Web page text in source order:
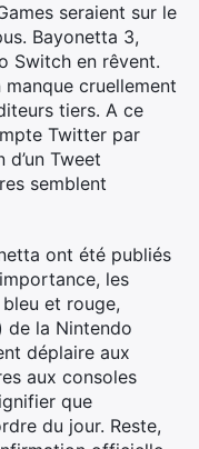
seraient sur le
Bayonetta 3,
Switch en rêvent.
cruellement
tiers. A ce
Twitter par
Tweet
semblent
ont été publiés
les
et rouge,
de la Nintendo
déplaire aux
aux consoles
que
du jour. Reste,